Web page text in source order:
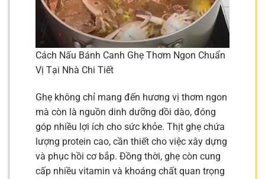
Cách Nấu Bánh Canh Ghẹ Thơm Ngon Chuẩn
Vị Tại Nhà Chi Tiết
Ghẹ không chỉ mang đến hương vị thơm ngon
mà còn là nguồn dinh dưỡng dồi dào, đóng
góp nhiều lợi ích cho sức khỏe. Thịt ghẹ chứa
lượng protein cao, cần thiết cho việc xây dựng
và phục hồi cơ bắp. Đồng thời, ghẹ còn cung
cấp nhiều vitamin và khoáng chất quan trọng